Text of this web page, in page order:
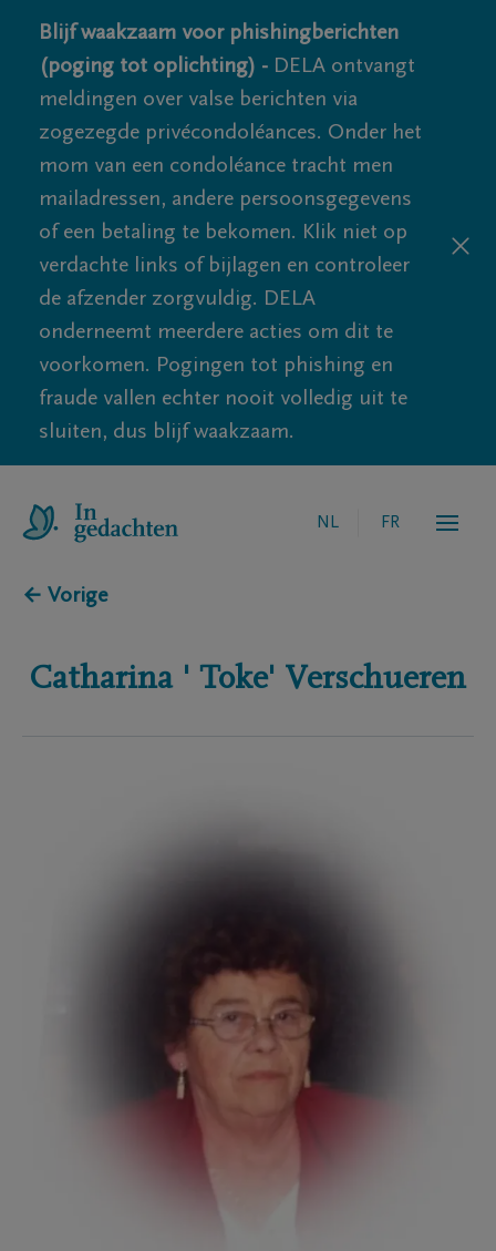
Blijf waakzaam voor phishingberichten
(poging tot oplichting) - DELA ontvangt
meldingen over valse berichten via
zogezegde privécondoléances. Onder het
mom van een condoléance tracht men
mailadressen, andere persoonsgegevens
of een betaling te bekomen. Klik niet op
verdachte links of bijlagen en controleer
de afzender zorgvuldig. DELA
onderneemt meerdere acties om dit te
voorkomen. Pogingen tot phishing en
fraude vallen echter nooit volledig uit te
sluiten, dus blijf waakzaam.
NL FR
← Vorige
Catharina ' Toke' Verschueren